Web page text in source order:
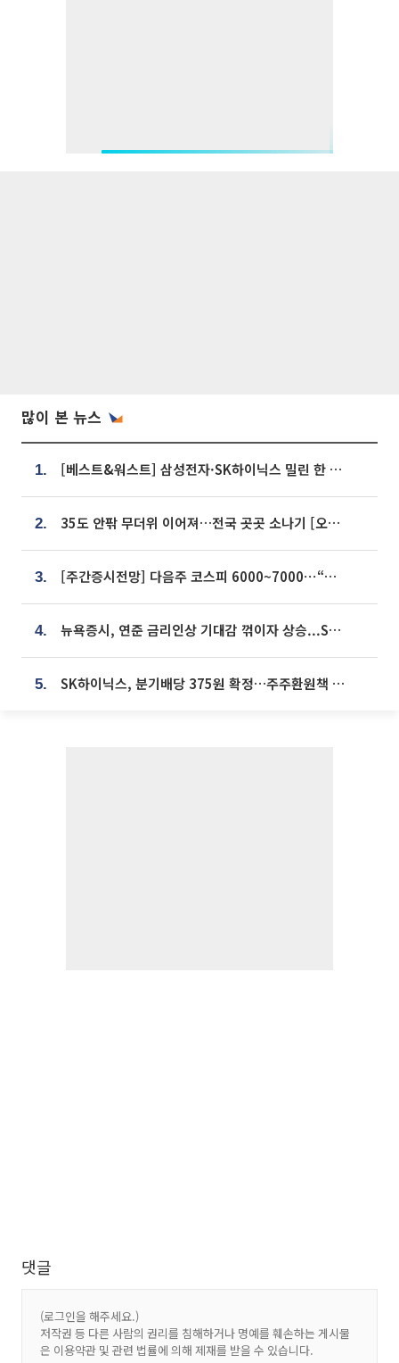
많이 본 뉴스
1. [베스트&워스트] 삼성전자·SK하이닉스 밀린 한 주…상상인증권은 85% 급등
2. 35도 안팎 무더위 이어져…전국 곳곳 소나기 [오늘 날씨]
3. [주간증시전망] 다음주 코스피 6000~7000⋯“外人 수급은 정책이 변수”
4. 뉴욕증시, 연준 금리인상 기대감 꺾이자 상승...S&P500 사상 최고치 [종합]
5. SK하이닉스, 분기배당 375원 확정…주주환원책 9월로 앞당겨 발표
댓글